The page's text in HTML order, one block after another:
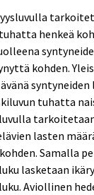
henkeä
kohden.
syntyneiden
tuhatta
lasten
Samalla
lasketaan
Aviollinen